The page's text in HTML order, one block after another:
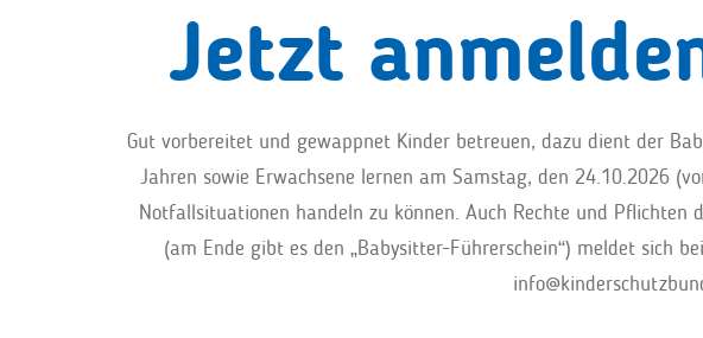
Jetzt
Gut vorbereitet und gewappnet Kinder betreuen, dazu dient der
Jahren sowie Erwachsene lernen am Samstag, den 24.10.2026
Notfallsituationen handeln zu können. Auch Rechte und Pflichten
(am Ende gibt es den „Babysitter-Führerschein“) meldet sich